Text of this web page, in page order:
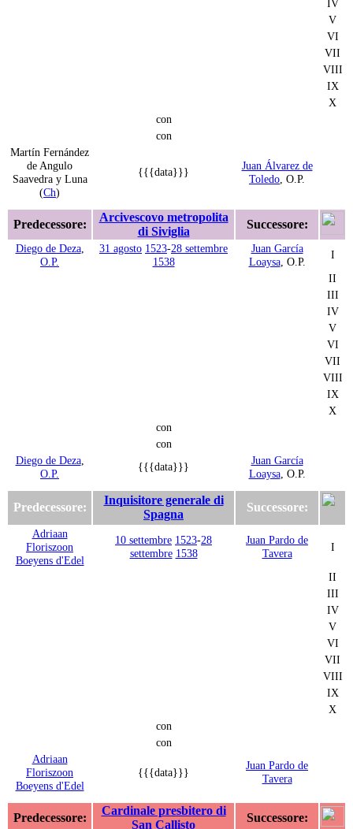
IV
V
VI
VII
VIII
IX
X
con
con
Martín Fernández
de Angulo
Saavedra y Luna
(Ch)
{{{data}}}
Juan Álvarez de
Toledo , O.P.
Predecessore:
Arcivescovo metropolita
di Siviglia
Successore:
Diego de Deza,
O.P.
31 agosto 1523-28 settembre
1538
Juan García
Loaysa, O.P.
I
II
III
IV
V
VI
VII
VIII
IX
X
con
con
Diego de Deza,
O.P.
{{{data}}}
Juan García
Loaysa, O.P.
Predecessore:
Inquisitore generale di
Spagna
Successore:
Adriaan
Floriszoon
Boeyens d'Edel
10 settembre 1523-28
settembre 1538
Juan Pardo de
Tavera
I
II
III
IV
V
VI
VII
VIII
IX
X
con
con
Adriaan
Floriszoon
Boeyens d'Edel
{{{data}}}
Juan Pardo de
Tavera
Predecessore:
Cardinale presbitero di
San Callisto
Successore: